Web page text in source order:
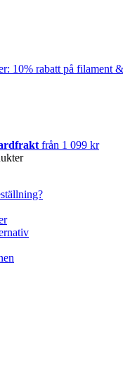
10% rabatt på filament
från 1 099 kr